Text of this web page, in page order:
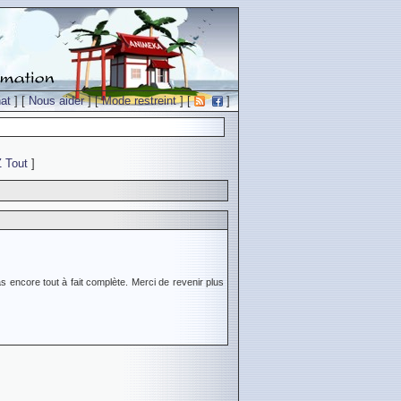
] [Nous aider] [Mode restreint] [ ]
Tout ]
encore tout à fait complète. Merci de revenir plus